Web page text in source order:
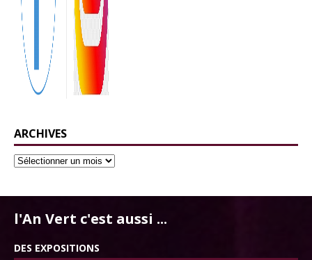
ARCHIVES
l'An Vert c'est aussi ...
DES EXPOSITIONS